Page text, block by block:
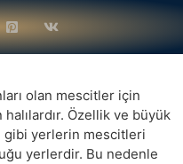
olan mescitler için
Özellik ve büyük
gibi yerlerin mescitleri
yerlerdir. Bu nedenle